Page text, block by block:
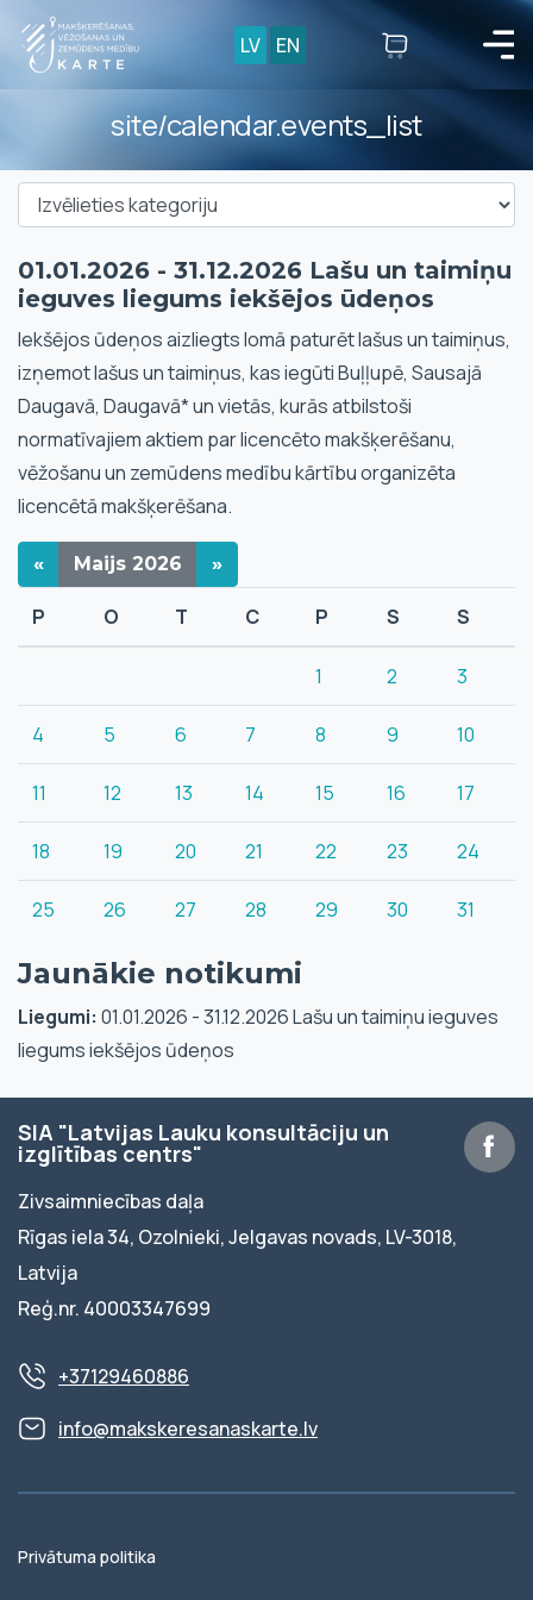
LV EN
site/calendar.events_list
01.01.2026 - 31.12.2026 Lašu un taimiņu
ieguves liegums iekšējos ūdeņos
Iekšējos ūdeņos aizliegts lomā paturēt lašus un taimiņus,
izņemot lašus un taimiņus, kas iegūti Buļļupē, Sausajā
Daugavā, Daugavā* un vietās, kurās atbilstoši
normatīvajiem aktiem par licencēto makšķerēšanu,
vēžošanu un zemūdens medību kārtību organizēta
licencētā makšķerēšana.
« Maijs 2026 »
P O T C P S S
1 2 3
4 5 6 7 8 9 10
11 12 13 14 15 16 17
18 19 20 21 22 23 24
25 26 27 28 29 30 31
Jaunākie notikumi
Liegumi: 01.01.2026 - 31.12.2026 Lašu un taimiņu ieguves
liegums iekšējos ūdeņos
SIA "Latvijas Lauku konsultāciju un
izglītības centrs"
Zivsaimniecības daļa
Rīgas iela 34, Ozolnieki, Jelgavas novads, LV-3018,
Latvija
Reģ.nr. 40003347699
+37129460886
info@makskeresanaskarte.lv
Privātuma politika